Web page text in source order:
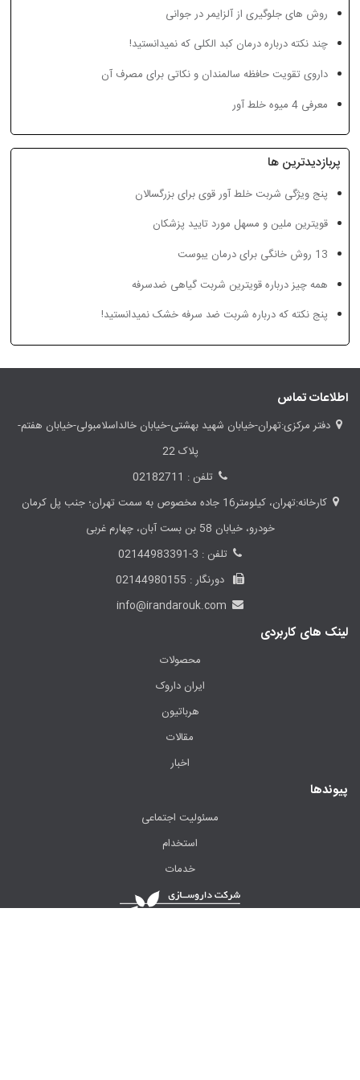
آور قوی برای بزرگسالان
کاشت در خانهروش های جلوگیری از آلزایمر در جوانی
چند نکته درباره درمان کبد الکلی که نمیدانستید!
داروی تقویت حافظه سالمندان و نکاتی برای مصرف آن
معرفی 4 میوه خلط آور
پربازدیدترین ها
پنج ویژگی شربت خلط آور قوی برای بزرگسالان
قویترین ملین و مسهل مورد تایید پزشکان
13 روش خانگی برای درمان یبوست
همه چیز درباره قویترین شربت گیاهی ضدسرفه
پنج نکته که درباره شربت ضد سرفه خشک نمیدانستید!
اطلاعات تماس
دفتر مرکزی:تهران-خیابان شهید بهشتی-خیابان خالداسلامبولی-خیابان هفتم-
پلاک 22
تلفن : 02182711
کارخانه:تهران، کیلومتر16 جاده مخصوص به سمت تهران؛ جنب پل کرمان
خودرو، خیابان 58 بن بست آبان، چهارم غربی
تلفن : 3-02144983391
دورنگار : 02144980155
info@irandarouk.com
لینک های کاربردی
محصولات
ایران داروک
هرباتیون
مقالات
اخبار
پیوندها
مسئولیت اجتماعی
استخدام
خدمات